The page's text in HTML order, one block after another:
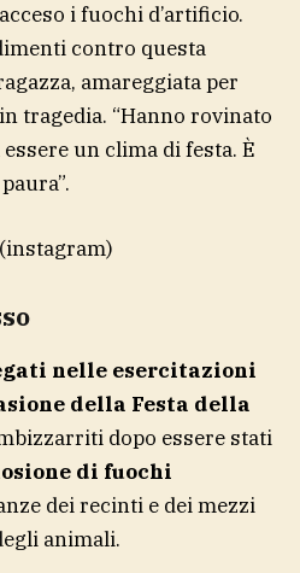
i fuochi d’artificio.
contro questa
amareggiata per
tragedia. “Hanno rovinato
un clima di festa. È
(instagram)
nelle esercitazioni
della Festa della
dopo essere stati
di fuochi
dei recinti e dei mezzi
animali.